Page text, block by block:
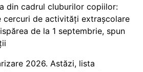
din cadrul cluburilor copiilor:
cercuri de activități extrașcolare
de la 1 septembrie, spun
2026. Astăzi, lista